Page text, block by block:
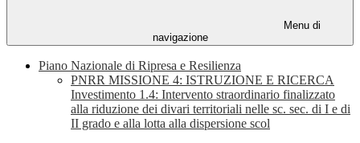
Menu di
navigazione
Piano Nazionale di Ripresa e Resilienza
PNRR MISSIONE 4: ISTRUZIONE E RICERCA
Investimento 1.4: Intervento straordinario finalizzato
alla riduzione dei divari territoriali nelle sc. sec. di I e di
II grado e alla lotta alla dispersione scol